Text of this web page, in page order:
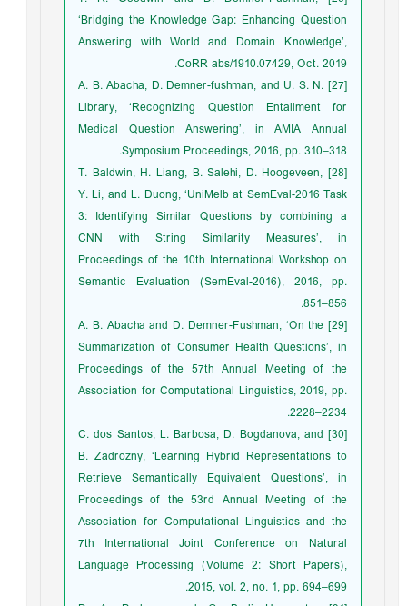
‘Bridging the Knowledge Gap: Enhancing Question
Answering with World and Domain Knowledge’,
CoRR abs/1910.07429, Oct. 2019.
[27] A. B. Abacha, D. Demner-fushman, and U. S. N.
Library, ‘Recognizing Question Entailment for
Medical Question Answering’, in AMIA Annual
Symposium Proceedings, 2016, pp. 310–318.
[28] T. Baldwin, H. Liang, B. Salehi, D. Hoogeveen,
Y. Li, and L. Duong, ‘UniMelb at SemEval-2016 Task
3: Identifying Similar Questions by combining a
CNN with String Similarity Measures’, in
Proceedings of the 10th International Workshop on
Semantic Evaluation (SemEval-2016), 2016, pp.
851–856.
[29] A. B. Abacha and D. Demner-Fushman, ‘On the
Summarization of Consumer Health Questions’, in
Proceedings of the 57th Annual Meeting of the
Association for Computational Linguistics, 2019, pp.
2228–2234.
[30] C. dos Santos, L. Barbosa, D. Bogdanova, and
B. Zadrozny, ‘Learning Hybrid Representations to
Retrieve Semantically Equivalent Questions’, in
Proceedings of the 53rd Annual Meeting of the
Association for Computational Linguistics and the
7th International Joint Conference on Natural
Language Processing (Volume 2: Short Papers),
2015, vol. 2, no. 1, pp. 694–699.